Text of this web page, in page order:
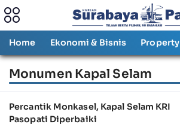
Home Ekonomi & Bisnis Property
Monumen Kapal Selam
Percantik Monkasel, Kapal Selam KRI
Pasopati Diperbaiki